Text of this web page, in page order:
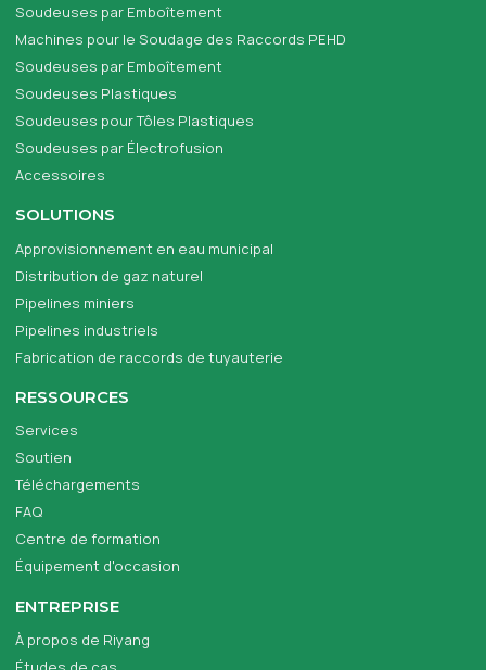
Soudeuses par Emboîtement
Machines pour le Soudage des Raccords PEHD
Soudeuses par Emboîtement
Soudeuses Plastiques
Soudeuses pour Tôles Plastiques
Soudeuses par Électrofusion
Accessoires
SOLUTIONS
Approvisionnement en eau municipal
Distribution de gaz naturel
Pipelines miniers
Pipelines industriels
Fabrication de raccords de tuyauterie
RESSOURCES
Services
Soutien
Téléchargements
FAQ
Centre de formation
Équipement d'occasion
ENTREPRISE
À propos de Riyang